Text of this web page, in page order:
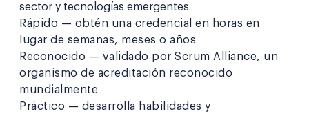
sector y tecnologías emergentes
Rápido — obtén una credencial en horas en
lugar de semanas, meses o años
Reconocido — validado por Scrum Alliance, un
organismo de acreditación reconocido
mundialmente
Práctico — desarrolla habilidades y